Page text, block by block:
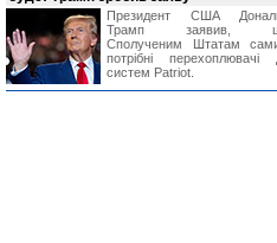
Президент США
Трамп заявив,
Сполученим Штатам
потрібні перехоплювачі
систем Patriot.